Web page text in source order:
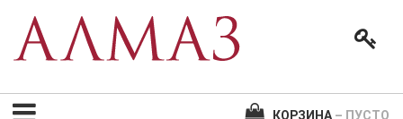
КОРЗИНА – ПУСТО